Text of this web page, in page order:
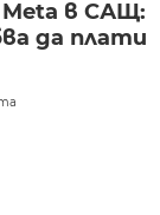
в САЩ:
да плати